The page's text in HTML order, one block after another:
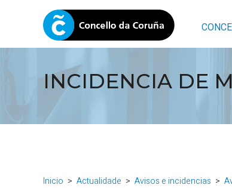
INCIDENCIA DE
Inicio Actualidade Avisos e incidencias